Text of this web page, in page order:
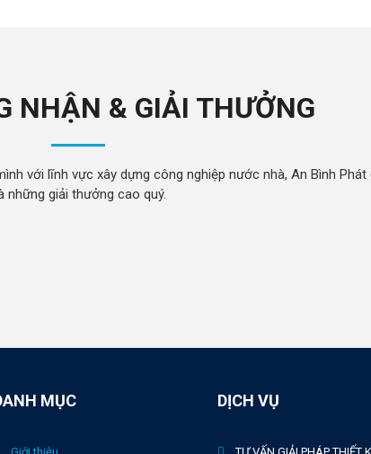
NHẬN & GIẢI THƯỞNG
với lĩnh vực xây dựng công nghiệp nước nhà, An Bình
những giải thưởng cao quý.
MỤC DỊCH VỤ